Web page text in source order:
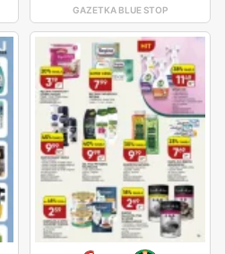
GAZETKA BLUE STOP